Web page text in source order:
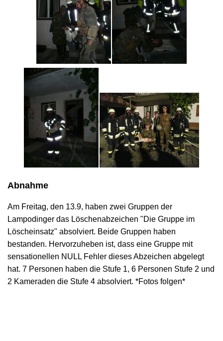
Abnahme
Am Freitag, den 13.9, haben zwei Gruppen der
Lampodinger das Löschenabzeichen "Die Gruppe im
Löscheinsatz" absolviert. Beide Gruppen haben
bestanden. Hervorzuheben ist, dass eine Gruppe mit
sensationellen NULL Fehler dieses Abzeichen abgelegt
hat. 7 Personen haben die Stufe 1, 6 Personen Stufe 2 und
2 Kameraden die Stufe 4 absolviert. *Fotos folgen*